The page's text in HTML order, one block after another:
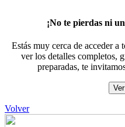
¡No te pierdas ni
Estás muy cerca de acceder
ver los detalles completos,
preparadas, te
Volver